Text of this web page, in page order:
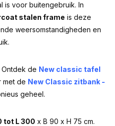
is voor buitengebruik. In
stalen frame is deze
weersomstandigheden en
de New classic tafel
met de New Classic zitbank -
geheel.
tot L 300 x B 90 x H 75 cm.